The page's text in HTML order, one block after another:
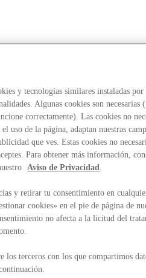
25 de marzo para los miembros
y tecnologías similares instaladas por
Algunas cookies son necesarias
correctamente). Las cookies no
uso de la página, adaptan nuestras
que ves. Estas cookies no
Para obtener más información,
Aviso de Privacidad.
y retirar tu consentimiento en
cookies» en el pie de página de
no afecta a la licitud del
los terceros con los que compartimos